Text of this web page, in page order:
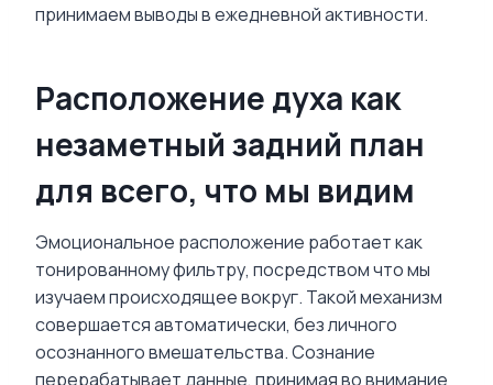
принимаем выводы в ежедневной активности.
Расположение духа как
незаметный задний план
для всего, что мы видим
Эмоциональное расположение работает как
тонированному фильтру, посредством что мы
изучаем происходящее вокруг. Такой механизм
совершается автоматически, без личного
осознанного вмешательства. Сознание
перерабатывает данные, принимая во внимание